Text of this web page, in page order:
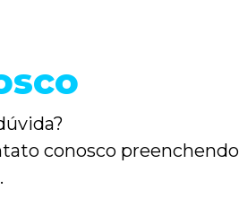
conosco preenchendo
.